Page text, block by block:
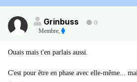
Grinbuss
0
Membre
Ouais mais t'en parlais aussi.
C'est pour être en phase avec elle-même...